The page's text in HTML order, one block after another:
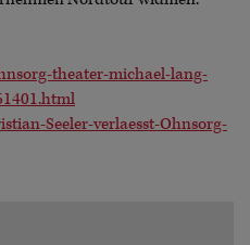
theater-michael-lang-
Seeler-verlaesst-Ohnsorg-